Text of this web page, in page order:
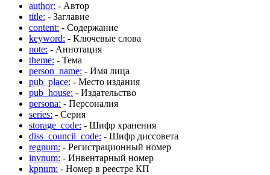
author: - Автор
title: - Заглавие
content: - Содержание
keyword: - Ключевые слова
note: - Аннотация
theme: - Тема
person_name: - Имя лица
pub_place: - Место издания
pub_house: - Издательство
persona: - Персоналия
series: - Серия
storage_code: - Шифр хранения
diss_council_code: - Шифр диссовета
regnum: - Регистрационный номер
invnum: - Инвентарный номер
kpnum: - Номер в реестре КП